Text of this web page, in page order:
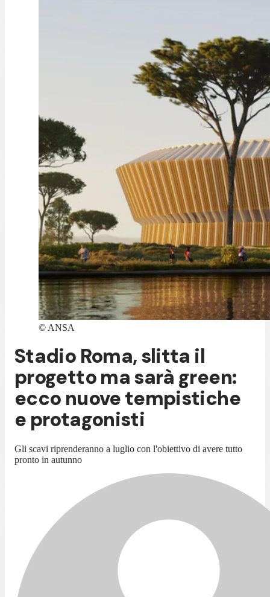
© ANSA
Stadio Roma, slitta il
progetto ma sarà green:
ecco nuove tempistiche
e protagonisti
Gli scavi riprenderanno a luglio con l'obiettivo di avere tutto
pronto in autunno